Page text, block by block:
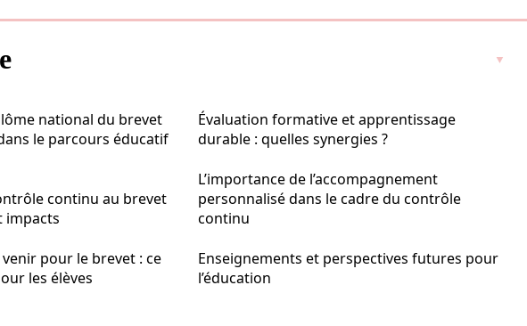
national du brevet
le parcours éducatif
continu au brevet
impacts
pour le brevet : ce
les élèves
Évaluation formative et apprentissage
durable : quelles synergies ?
L’importance de l’accompagnement
personnalisé dans le cadre du contrôle
continu
Enseignements et perspectives futures pour
l’éducation